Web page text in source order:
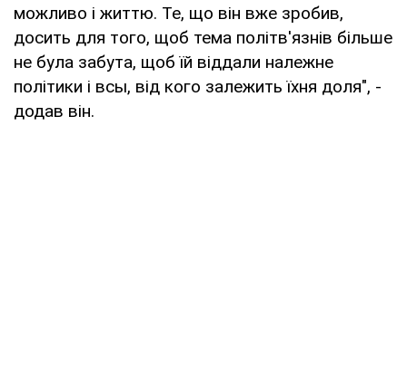
можливо і життю. Те, що він вже зробив,
досить для того, щоб тема політв'язнів більше
не була забута, щоб їй віддали належне
політики і всы, від кого залежить їхня доля", -
додав він.